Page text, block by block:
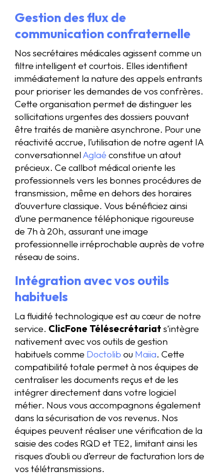
Gestion des flux de
communication confraternelle
Nos secrétaires médicales agissent comme un
filtre intelligent et courtois. Elles identifient
immédiatement la nature des appels entrants
pour prioriser les demandes de vos confrères.
Cette organisation permet de distinguer les
sollicitations urgentes des dossiers pouvant
être traités de manière asynchrone. Pour une
réactivité accrue, l’utilisation de notre agent IA
conversationnelAglaé constitue un atout
précieux. Ce callbot médical oriente les
professionnels vers les bonnes procédures de
transmission, même en dehors des horaires
d’ouverture classique. Vous bénéficiez ainsi
d’une permanence téléphonique rigoureuse
de 7h à 20h, assurant une image
professionnelle irréprochable auprès de votre
réseau de soins.
Intégration avec vos outils
habituels
La fluidité technologique est au cœur de notre
service. ClicFone Télésecrétariat s’intègre
nativement avec vos outils de gestion
habituels comme Doctolib ou Maiia. Cette
compatibilité totale permet à nos équipes de
centraliser les documents reçus et de les
intégrer directement dans votre logiciel
métier. Nous vous accompagnons également
dans la sécurisation de vos revenus. Nos
équipes peuvent réaliser une vérification de la
saisie des codes RQD et TE2, limitant ainsi les
risques d’oubli ou d’erreur de facturation lors de
vos télétransmissions.